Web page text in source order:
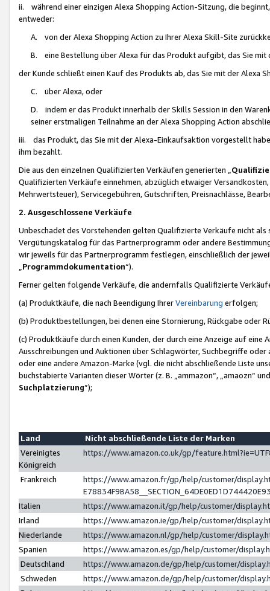
ii. während einer einzigen Alexa Shopping Action-Sitzung, die
entweder:
A. von der Alexa Shopping Action zu Ihrer Alexa Skill-Site
B. eine Bestellung über Alexa für das Produkt aufgibt, das Sie mit
der Kunde schließt einen Kauf des Produkts ab, das Sie mit der Alexa
C. über Alexa, oder
D. indem er das Produkt innerhalb der Skills Session in den
seiner erstmaligen Teilnahme an der Alexa Shopping Action
iii. das Produkt, das Sie mit der Alexa-Einkaufsaktion vorgestellt
ihm bezahlt.
Die aus den einzelnen Qualifizierten Verkäufen generierten „
Qualifizierten Verkäufe einnehmen, abzüglich etwaiger
Mehrwertsteuer), Servicegebühren, Gutschriften, Preisnachlässe,
2. Ausgeschlossene Verkäufe
Unbeschadet des Vorstehenden gelten Qualifizierte Verkäufe nicht
Vergütungskatalog für das Partnerprogramm oder andere
wir jeweils für das Partnerprogramm festlegen, einschließlich der
Programmdokumentation“).
Ferner gelten folgende Verkäufe, die andernfalls Qualifizierte
(a) Produktkäufe, die nach Beendigung IhrerVereinbarung erfolgen;
(b) Produktbestellungen, bei denen eine Stornierung, Rückgabe oder
(c) Produktkäufe durch einen Kunden, der durch eine Anzeige auf
Ausschreibungen und Auktionen über Schlagwörter, Suchbegriffe
oder eine andere Amazon-Marke (vgl. die nicht abschließende Liste
buchstabierte Varianten dieser Wörter (z. B. „ammazon“, „amaozn“
Suchplatzierung”);
Land
Nicht abschließende Liste der Marken
Vereinigtes
Königreich
https://www.amazon.co.uk/gp/
Frankreich
https://www.amazon.fr/gp/help/customer/
Italien
https://www.amazon.it/gp/help/customer/
Irland
https://www.amazon.ie/gp/help/customer/
Niederlande
https://www.amazon.nl/gp/help/customer/
Spanien
https://www.amazon.es/gp/help/customer/
Deutschland
https://www.amazon.de/gp/help/customer/
Schweden
https://www.amazon.de/gp/help/customer/